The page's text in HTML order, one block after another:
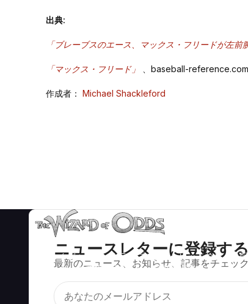
出典:
「ブレーブスのエース、マックス・フリードが左前
「マックス・フリード」 、baseball-reference.com
作成者： Michael Shackleford
ニュースレターに登録する
最新のニュース、お知らせ、記事をチェッ
ブラックジャック、クラップス、ルーレットなど、数百
カジノゲームで数学的に正しい戦略と情報。